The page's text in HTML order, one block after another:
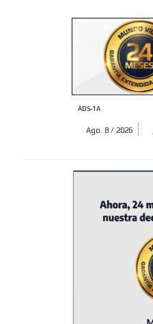
ADS-1A
Ago. 8 / 2026